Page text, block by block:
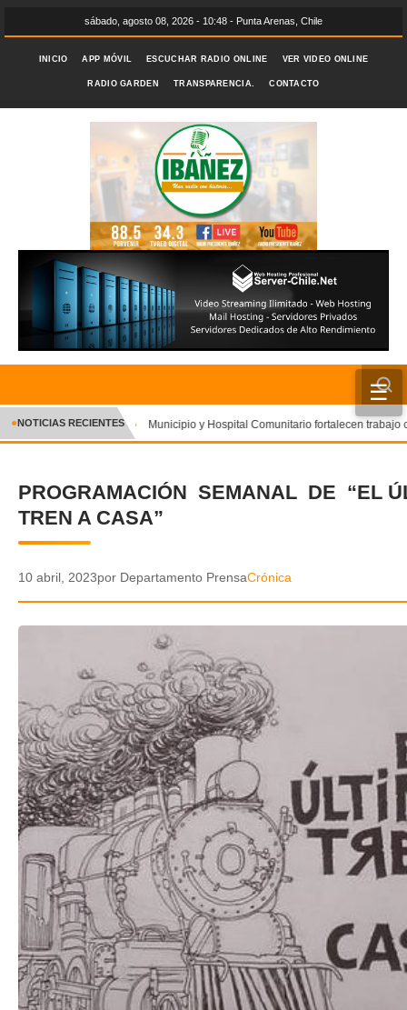
sábado, agosto 08, 2026 - 10:48 - Punta Arenas, Chile
INICIO APP MÓVIL ESCUCHAR RADIO ONLINE VER VIDEO ONLINE
RADIO GARDEN TRANSPARENCIA. CONTACTO
☰
INICIO
CRÓNICA
DEPORTES
POLICIAL
VIDEOS
GALERIA DE FOTOS
APP MÓVIL
TRANSPARENCIA
✕
●NOTICIAS RECIENTES Municipio y Hospital Comunitario fortalecen trabajo
PROGRAMACIÓN SEMANAL DE “EL
TREN A CASA”
10 abril, 2023por Departamento PrensaCrónica